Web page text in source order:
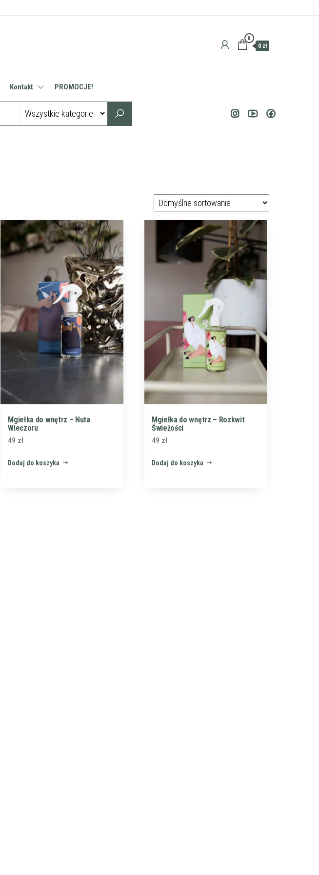
0
0 zł
Kontakt PROMOCJE!
Mgiełka do wnętrz – Nuta
Wieczoru
49 zł
Dodaj do koszyka
Mgiełka do wnętrz – Rozkwit
Świeżości
49 zł
Dodaj do koszyka